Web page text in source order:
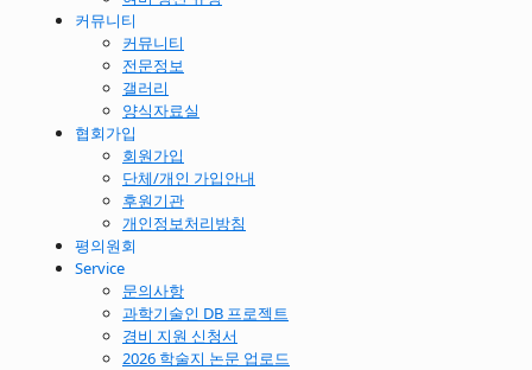
커뮤니티
커뮤니티
전문정보
갤러리
양식자료실
협회가입
회원가입
단체/개인 가입안내
후원기관
개인정보처리방침
평의원회
Service
문의사항
과학기술인 DB 프로젝트
경비 지원 신청서
2026 학술지 논문 업로드